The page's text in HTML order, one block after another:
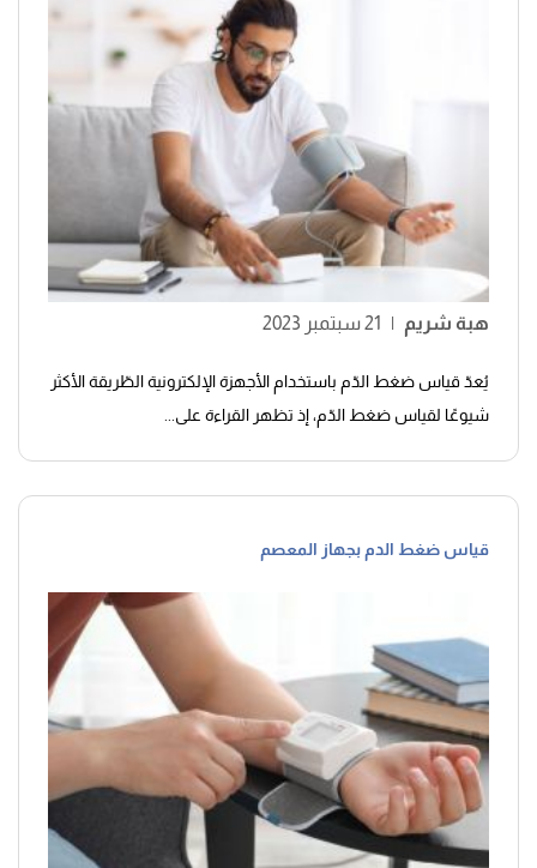
هبة شريم | 21 سبتمبر 2023
يُعدّ قياس ضغط الدّم باستخدام الأجهزة الإلكترونية الطّريقة الأكثر
شيوعًا لقياس ضغط الدّم، إذ تظهر القراءة على...
قياس ضغط الدم بجهاز المعصم